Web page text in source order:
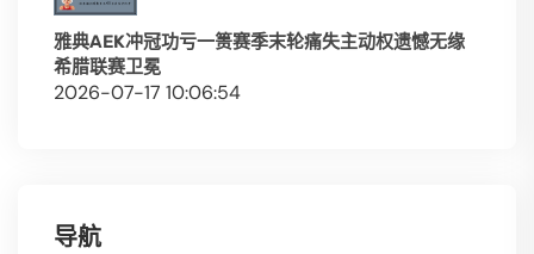
雅典AEK冲冠功亏一篑赛季末轮痛失主动权遗憾无缘
希腊联赛卫冕
2026-07-17 10:06:54
导航